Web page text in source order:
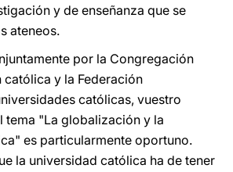
y de enseñanza que se
ateneos.
por la Congregación
católica y la Federación
católicas, vuestro
tema "La globalización y la
es particularmente oportuno.
la universidad católica ha de tener